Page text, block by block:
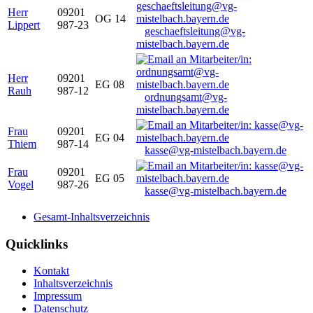
Herr
Lippert
09201
987-23
OG 14
geschaeftsleitung@vg-
mistelbach.bayern.de
Herr
Rauh
09201
987-12
EG 08
ordnungsamt@vg-
mistelbach.bayern.de
Frau
Thiem
09201
987-14
EG 04
kasse@vg-mistelbach.bayern.de
Frau
Vogel
09201
987-26
EG 05
kasse@vg-mistelbach.bayern.de
Gesamt-Inhaltsverzeichnis
Quicklinks
Kontakt
Inhaltsverzeichnis
Impressum
Datenschutz